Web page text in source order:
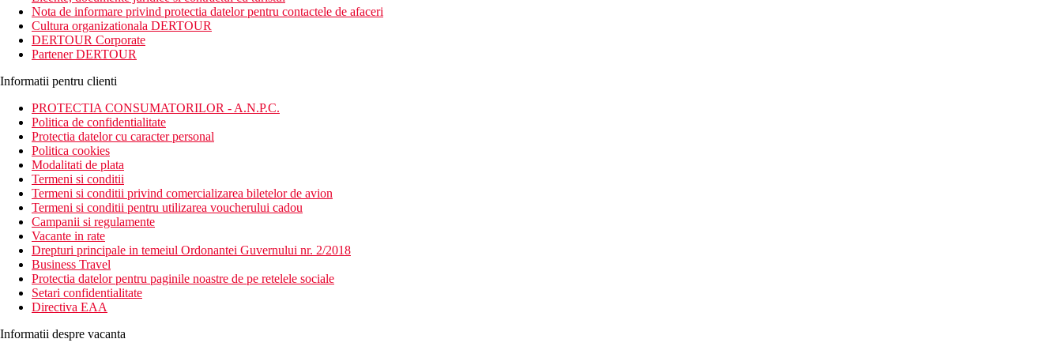
linistit cu peisaje naturale unice.
Distanta
plaje: 400 m
aeroport: 119 km
centru: 6 km
Descrierea camerei
Bungalou, vedere la gradina:
aer conditionat (controlat ind.)
camere renovate
prosoape
TV cu receptie satelit
frigider
baie/toaleta (uscator de par si papuci)
Wifi (gratuit)
seif
serviciu de spalatorie (contra cost)
balcon sau terasa
uscator de par
papuci de baie
Nota de informare privind protectia datelor pentru contactele de afaceri
Cultura organizationala DERTOUR
DERTOUR Corporate
Partener DERTOUR
Informatii pentru clienti
PROTECTIA CONSUMATORILOR - A.N.P.C.
Politica de confidentialitate
Protectia datelor cu caracter personal
Politica cookies
Modalitati de plata
Termeni si conditii
Termeni si conditii privind comercializarea biletelor de avion
Termeni si conditii pentru utilizarea voucherului cadou
Campanii si regulamente
Vacante in rate
Drepturi principale in temeiul Ordonantei Guvernului nr. 2/2018
Business Travel
Protectia datelor pentru paginile noastre de pe retelele sociale
Setari confidentialitate
Directiva EAA
Informatii despre vacanta